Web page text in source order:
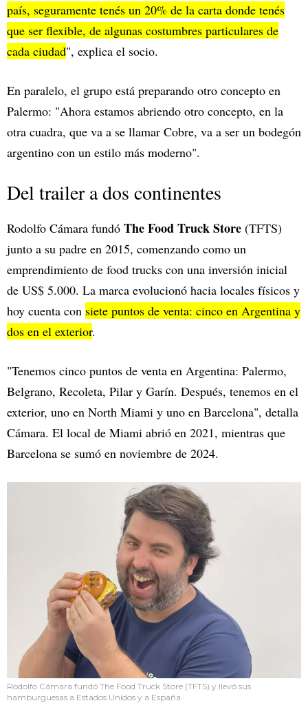
país, seguramente tenés un 20% de la carta donde tenés
que ser flexible, de algunas costumbres particulares de
cada ciudad", explica el socio.
En paralelo, el grupo está preparando otro concepto en
Palermo: "Ahora estamos abriendo otro concepto, en la
otra cuadra, que va a se llamar Cobre, va a ser un bodegón
argentino con un estilo más moderno".
Del trailer a dos continentes
Rodolfo Cámara fundó The Food Truck Store (TFTS)
junto a su padre en 2015, comenzando como un
emprendimiento de food trucks con una inversión inicial
de US$ 5.000. La marca evolucionó hacia locales físicos y
hoy cuenta con siete puntos de venta: cinco en Argentina y
dos en el exterior.
"Tenemos cinco puntos de venta en Argentina: Palermo,
Belgrano, Recoleta, Pilar y Garín. Después, tenemos en el
exterior, uno en North Miami y uno en Barcelona", detalla
Cámara. El local de Miami abrió en 2021, mientras que
Barcelona se sumó en noviembre de 2024.
Rodolfo Cámara fundó The Food Truck Store (TFTS) y llevó sus
hamburguesas a Estados Unidos y a España.